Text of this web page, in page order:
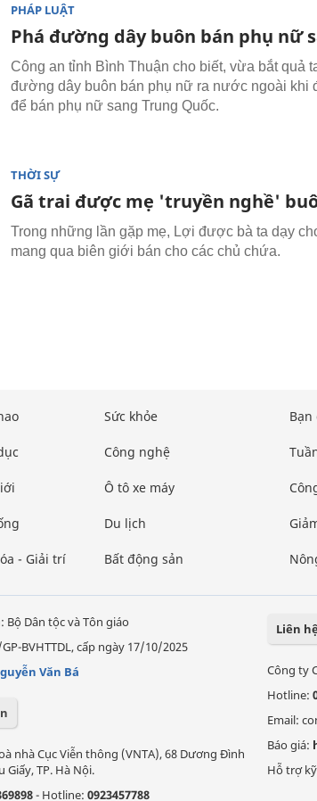
PHÁP LUẬT
Phá đường dây buôn bán phụ nữ
Công an tỉnh Bình Thuận cho biết, vừa bắt quả
đường dây buôn bán phụ nữ ra nước ngoài khi
để bán phụ nữ sang Trung Quốc.
THỜI SỰ
Gã trai được mẹ 'truyền nghề'
Trong những lần gặp mẹ, Lợi được bà ta dạy
mang qua biên giới bán cho các chủ chứa.
- Giải trí
Sức khỏe
Công nghệ
Ô tô xe máy
Du lịch
Bất động sản
Bạn
Bộ Dân tộc và Tôn giáo
BVHTTDL, cấp ngày 17/10/2025
Văn Bá
nhà Cục Viễn thông (VNTA), 68 Dương Đình
Giấy, TP. Hà Nội.
- Hotline: 0923457788
Liên
Công ty
Hotline:
Email:
Báo giá:
Hỗ trợ